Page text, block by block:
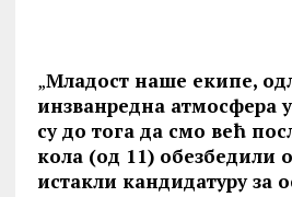
„Младост наше екипе,
инзванредна атмосфера
су до тога да смо већ
кола (од 11) обезбедили
истакли кандидатуру за